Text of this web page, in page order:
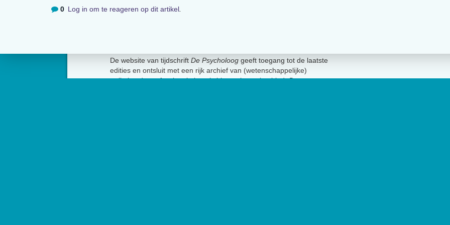
0 Log in om te reageren op dit artikel
De website van tijdschrift De Psycholoog geeft toegang tot de laatste
edities en ontsluit met een rijk archief van (wetenschappelijke)
artikelen de professionele kennis binnen het vakgebied.De